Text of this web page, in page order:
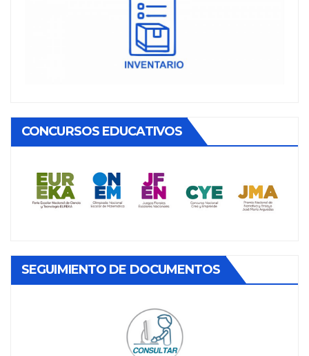
CONCURSOS EDUCATIVOS
SEGUIMIENTO DE DOCUMENTOS